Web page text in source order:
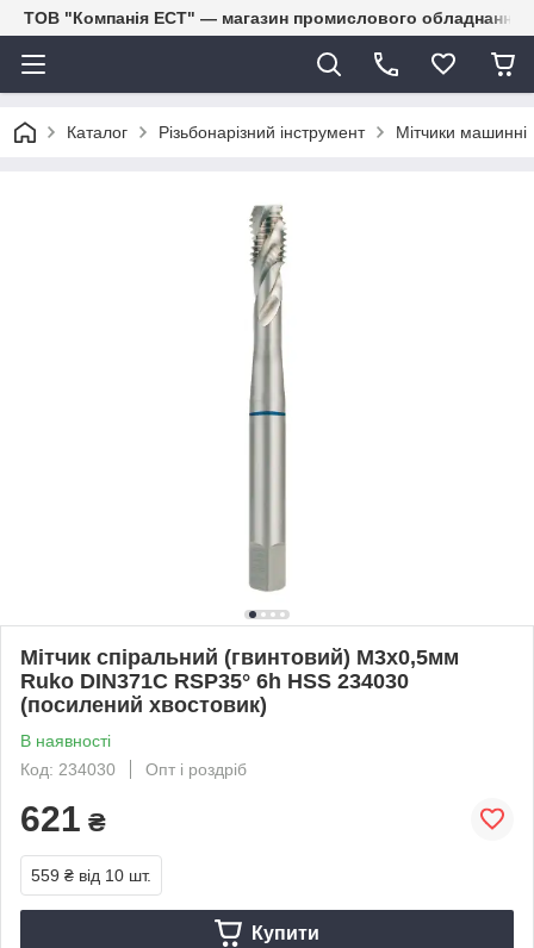
ТОВ "Компанія ЕСТ" — магазин промислового обладнання
Каталог Різьбонарізний інструмент Мітчики машинні
Мітчик спіральний (гвинтовий) M3х0,5мм
Ruko DIN371C RSP35° 6h HSS 234030
(посилений хвостовик)
В наявності
Код: 234030
Опт і роздріб
621 ₴
559 ₴ від 10 шт.
Купити